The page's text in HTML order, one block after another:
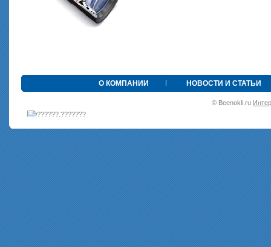
О КОМПАНИИ НОВОСТИ И СТАТЬИ
© Beenokli.ru
•